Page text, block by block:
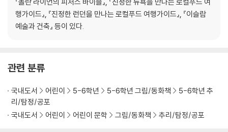
『놀란 라이언의 피처스 바이블』, 『진정한 뉴욕을 만나는 로컬푸드 여
행가이드』, 『진정한 런던을 만나는 로컬푸드 여행가이드』, 『이슬람
예술과 건축』 등이 있다.
관련 분류
국내도서 어린이 5-6학년 5-6학년 그림/동화책
5-6학년 추
리/탐정/공포
국내도서
어린이 어린이 문학 그림/동화책 추리/탐정/공포